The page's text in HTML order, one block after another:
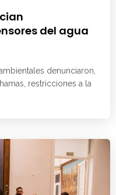
del agua
denunciaron,
restricciones a la